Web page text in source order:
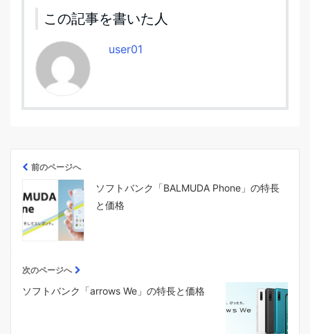
この記事を書いた人
user01
前のページへ
ソフトバンク「BALMUDA Phone」の特長
と価格
次のページへ
ソフトバンク「arrows We」の特長と価格